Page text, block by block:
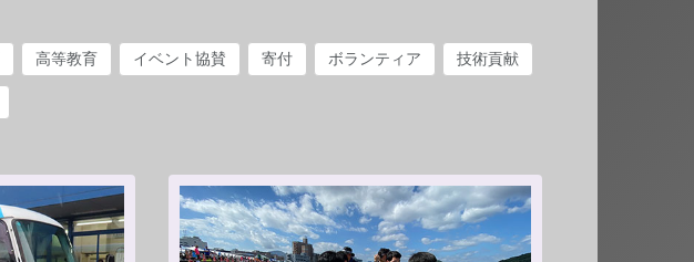
高等教育 イベント協賛 寄付 ボランティア 技術貢献